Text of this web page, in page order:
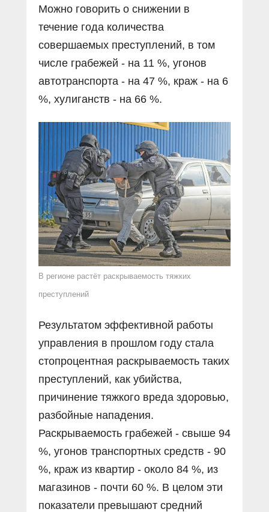
Можно говорить о снижении в
течение года количества
совершаемых преступлений, в том
числе грабежей - на 11 %, угонов
автотранспорта - на 47 %, краж - на 6
%, хулиганств - на 66 %.
В регионе растёт раскрываемость тяжких
преступлений
Результатом эффективной работы
управления в прошлом году стала
стопроцентная раскрываемость таких
преступлений, как убийства,
причинение тяжкого вреда здоровью,
разбойные нападения.
Раскрываемость грабежей - свыше 94
%, угонов транспортных средств - 90
%, краж из квартир - около 84 %, из
магазинов - почти 60 %. В целом эти
показатели превышают средний